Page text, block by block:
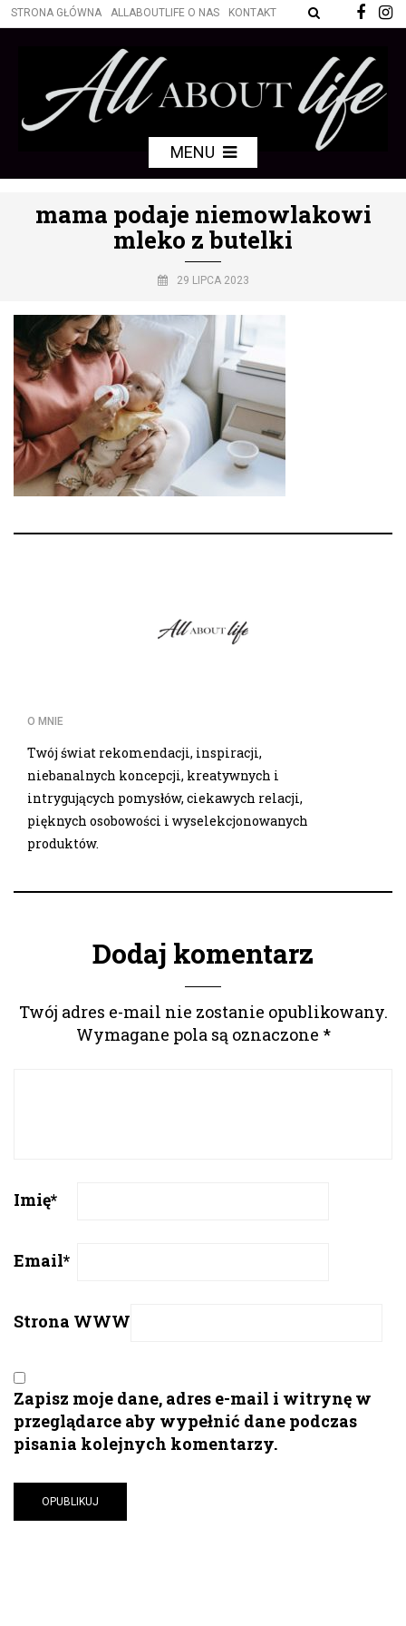
STRONA GŁÓWNA ALLABOUTLIFE O NAS KONTAKT
MENU
mama podaje niemowlakowi
mleko z butelki
29 LIPCA 2023
O MNIE
Twój świat rekomendacji, inspiracji,
niebanalnych koncepcji, kreatywnych i
intrygujących pomysłów, ciekawych relacji,
pięknych osobowości i wyselekcjonowanych
produktów.
Dodaj komentarz
Twój adres e-mail nie zostanie opublikowany.
Wymagane pola są oznaczone *
Imię*
Email*
Strona WWW
Zapisz moje dane, adres e-mail i witrynę w
przeglądarce aby wypełnić dane podczas
pisania kolejnych komentarzy.